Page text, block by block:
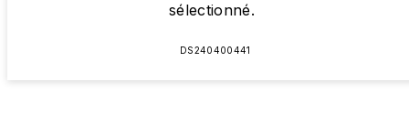
sélectionné.
DS240400441